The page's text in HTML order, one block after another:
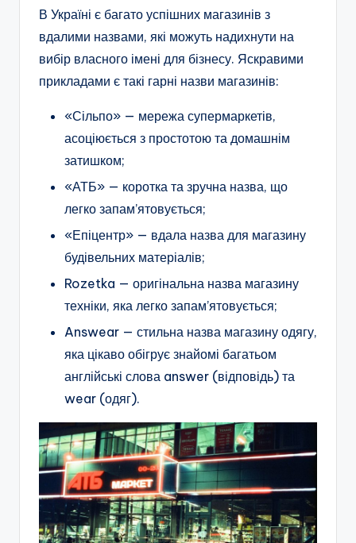
В Україні є багато успішних магазинів з
вдалими назвами, які можуть надихнути на
вибір власного імені для бізнесу. Яскравими
прикладами є такі гарні назви магазинів:
«Сільпо» — мережа супермаркетів,
асоціюється з простотою та домашнім
затишком;
«АТБ» — коротка та зручна назва, що
легко запам’ятовується;
«Епіцентр» — вдала назва для магазину
будівельних матеріалів;
Rozetka — оригінальна назва магазину
техніки, яка легко запам’ятовується;
Answear — стильна назва магазину одягу,
яка цікаво обігрує знайомі багатьом
англійські слова answer (відповідь) та
wear (одяг).